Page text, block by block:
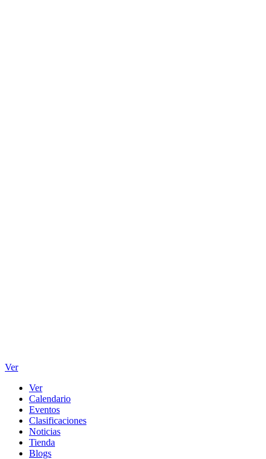
Ver
Ver
Calendario
Eventos
Clasificaciones
Noticias
Tienda
Blogs